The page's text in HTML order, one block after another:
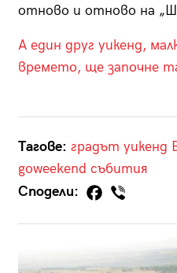
отново и отново на
А един друг уикенд,
времето, ще започне
Тагове: градът уикенд
goweekend събития
Сподели: